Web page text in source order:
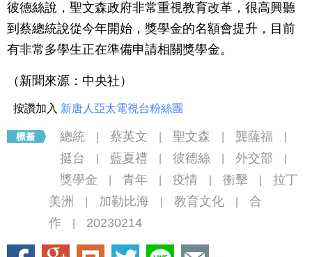
彼德絲說，聖文森政府非常重視教育改革，很高興聽
到蔡總統說從今年開始，獎學金的名額會提升，目前
有非常多學生正在準備申請相關獎學金。
（新聞來源：中央社）
按讚加入 新唐人亞太電視台粉絲團
總統 蔡英文 聖文森 龔薩福
挺台 藍夏禮 彼德絲 外交部
獎學金 青年 疫情 衝擊
拉丁
美洲
加勒比海 教育文化
合
作
20230214